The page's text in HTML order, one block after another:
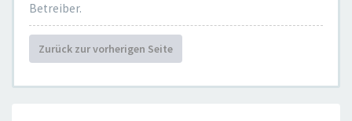
Betreiber.
Zurück zur vorherigen Seite